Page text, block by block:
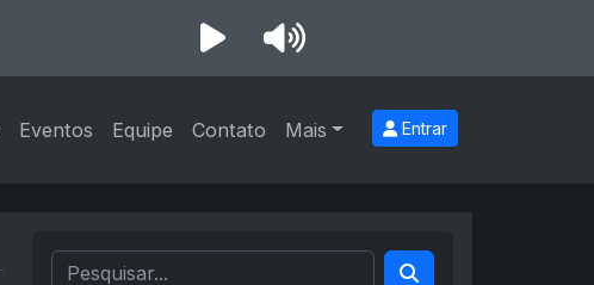
Eventos Equipe Contato Mais Entrar